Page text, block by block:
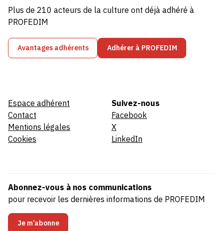
Plus de 210 acteurs de la culture ont déjà adhéré à
PROFEDIM
Avantages adhérents Adhérer à PROFEDIM
Espace adhérent
Contact
Mentions légales
Cookies
Suivez-nous
Facebook
X
LinkedIn
Abonnez-vous à nos communications
pour recevoir les dernières informations de PROFEDIM
Je m’abonne